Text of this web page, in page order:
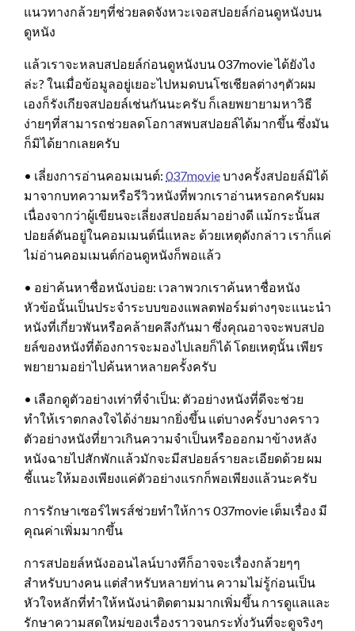
แนวทางกล้วยๆที่ช่วยลดจังหวะเจอสปอยล์ก่อนดูหนังบน
ดูหนัง
แล้วเราจะหลบสปอยล์ก่อนดูหนังบน 037movie ได้ยังไง
ล่ะ? ในเมื่อข้อมูลอยู่เยอะไปหมดบนโซเชียลต่างๆตัวผม
เองก็รังเกียจสปอยล์เช่นกันนะครับ ก็เลยพยายามหาวิธี
ง่ายๆที่สามารถช่วยลดโอกาสพบสปอยล์ได้มากขึ้น ซึ่งมัน
ก็มิได้ยากเลยครับ
• เลี่ยงการอ่านคอมเมนต์: 037movieบางครั้งสปอยล์มิได้
มาจากบทความหรือรีวิวหนังที่พวกเราอ่านหรอกครับผม
เนื่องจากว่าผู้เขียนจะเลี่ยงสปอยล์มาอย่างดี แม้กระนั้นส
ปอยล์ดันอยู่ในคอมเมนต์นี่แหละ ด้วยเหตุดังกล่าว เราก็แค่
ไม่อ่านคอมเมนต์ก่อนดูหนังก็พอแล้ว
• อย่าค้นหาชื่อหนังบ่อย: เวลาพวกเราค้นหาชื่อหนัง
หัวข้อนั้นเป็นประจำระบบของแพลตฟอร์มต่างๆจะแนะนำ
หนังที่เกี่ยวพันหรือคล้ายคลึงกันมา ซึ่งคุณอาจจะพบสปอ
ยล์ของหนังที่ต้องการจะมองไปเลยก็ได้ โดยเหตุนั้น เพียร
พยายามอย่าไปค้นหาหลายครั้งครับ
• เลือกดูตัวอย่างเท่าที่จำเป็น: ตัวอย่างหนังที่ดีจะช่วย
ทำให้เราตกลงใจได้ง่ายมากยิ่งขึ้น แต่บางครั้งบางคราว
ตัวอย่างหนังที่ยาวเกินความจำเป็นหรือออกมาข้างหลัง
หนังฉายไปสักพักแล้วมักจะมีสปอยล์รายละเอียดด้วย ผม
ชี้แนะให้มองเพียงแค่ตัวอย่างแรกก็พอเพียงแล้วนะครับ
การรักษาเซอร์ไพรส์ช่วยทำให้การ 037movie เต็มเรื่อง มี
คุณค่าเพิ่มมากขึ้น
การสปอยล์หนังออนไลน์บางทีก็อาจจะเรื่องกล้วยๆๆ
สำหรับบางคน แต่สำหรับหลายท่าน ความไม่รู้ก่อนเป็น
หัวใจหลักที่ทำให้หนังน่าติดตามมากเพิ่มขึ้น การดูแลและ
รักษาความสดใหม่ของเรื่องราวจนกระทั่งวันที่จะดูจริงๆ